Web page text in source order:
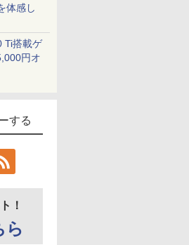
体感し
Ti搭載ゲ
円オ
する
！
ら